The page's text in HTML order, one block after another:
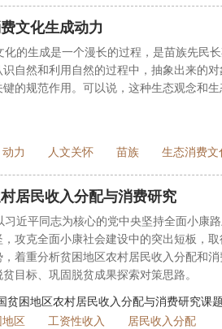
文化生成动力
化的生成是一个漫长的过程，是苗族先民
自然和利用自然的过程中，抽象出来的
的规范作用。可以说，这种生态观念和
动力 人文关怀 苗族 生态消费文
居民收入分配与消费研究
习近平同志为核心的党中央坚持全面小康
攻克全面小康社会建设中的突出短板，
着重分析贫困地区农村居民收入分配和
目标、巩固脱贫成果探索对策思路。
贫困地区农村居民收入分配与消费研究课
区 工资性收入 居民收入分配